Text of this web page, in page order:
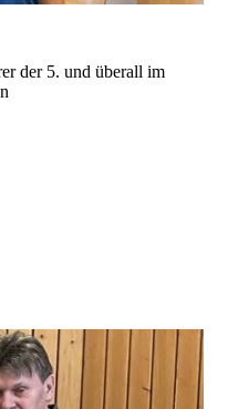
der 5. und überall im